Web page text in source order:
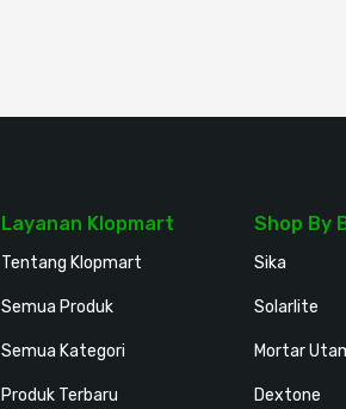
Layanan Klopmart
Tentang Klopmart
Semua Produk
Semua Kategori
Produk Terbaru
Shop By
Sika
Solarlite
Mortar
Dextone